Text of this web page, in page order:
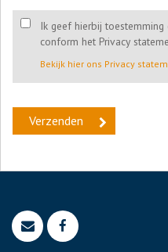
Ik geef hierbij
conform het Privacy
Bekijk hier ons Privacy